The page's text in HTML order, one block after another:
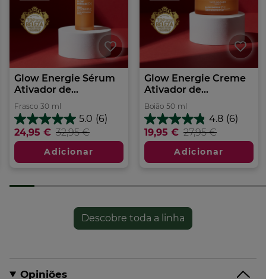
Glow Energie Sérum
Ativador de...
Frasco 30 ml
5.0 (6)
5.0
em
5
estrelas.
6
24,95 € 32,95 €
Adicionar
Glow Energie Creme
Ativador de...
Boião 50 ml
4.8 (6)
4.8
em
5
estrelas.
6
19,95 € 27,95 €
Adicionar
Descobre toda a linha
Opiniões